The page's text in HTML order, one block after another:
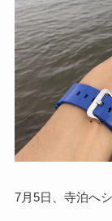
7月5日、寺泊へ